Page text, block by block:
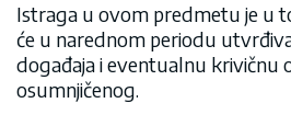
Istraga u ovom predmetu je u
će u narednom periodu
događaja i eventualnu krivičnu
osumnjičenog.